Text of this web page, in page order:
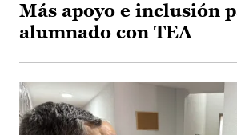
Más apoyo e inclusión
alumnado con TEA